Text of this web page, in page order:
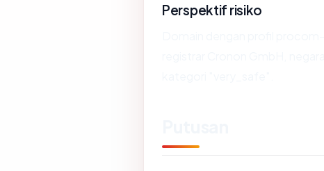
Perspektif risiko